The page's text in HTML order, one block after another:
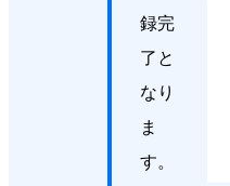
録完
了と
なり
ま
す。